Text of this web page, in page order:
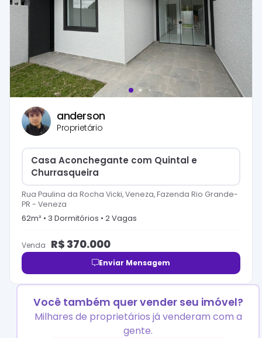
anderson
Proprietário
Casa Aconchegante com Quintal e
Churrasqueira
Rua Paulina da Rocha Vicki, Veneza, Fazenda Rio Grande-
PR - Veneza
62m² • 3 Dormitórios • 2Vagas
Venda R$ 370.000
Enviar Mensagem
Você também quer vender seu imóvel?
Milhares de proprietários já venderam com a
gente.